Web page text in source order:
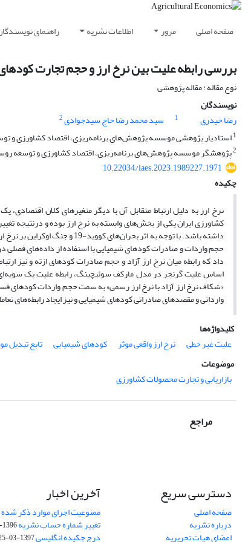
صفحه اصلی مرور اطلاعات نشریه راهنمای
بررسی رابطه علیت بین نرخ ارز و حجم تجارت
نوع مقاله : مقاله پژوهشی
نویسندگان
رضا حیدری
1 سید محمد رضا حاج سیدجوادی2
1استادیار پژوهشی موسسه پژوهش‌های برنامه‌ریزی، اقتصاد کشاورزی و
2پژوهشگر موسسه پژوهش‌های برنامه‌ریزی، اقتصاد کشاورزی و توسعه
10.22034/iaes.2023.1989227.1971
چکیده
نرخ ارز به دلیل ارتباط متقابل آن با دیگر متغیرهای کلان
کشاورزی ایران یکی از بخش‌های وابسته به نرخ ارز بوده و درنتیجه
داشته باشد. با توجه به اثر
داد که رابطه میان نرخ ارز آزاد و حجم صادرات کودهای ازته و نیز
اساس علیت گرنجر در مدل مارکف سوئیچینگ، رابطه علیت یک
«شکاف نرخ ارز آزاد با نرخ ارز رسمی» به سمت حجم واردات کودهای
وارداتی و مقصدهای صادراتی کودهای شیمیایی و نیز ایجاد رابطه‌های
کلیدواژه‌ها
علیت غیر خطی
نرخ ارز واقعی موثر کودهای شیمیایی تابع تبدیل
موضوعات
بازاریابی و تجارت محصولات کشاورزی
مراجع
دسترسی سریع
صفحه اصلی
درباره نشریه
اعضای هیات تحریریه
آخرین اخبار
ممنوعیت اجرای موارد ذکر شده
تغییر شماره حساب نشریه1396-08-17
درج چکیده انگلیسی1397-03-25